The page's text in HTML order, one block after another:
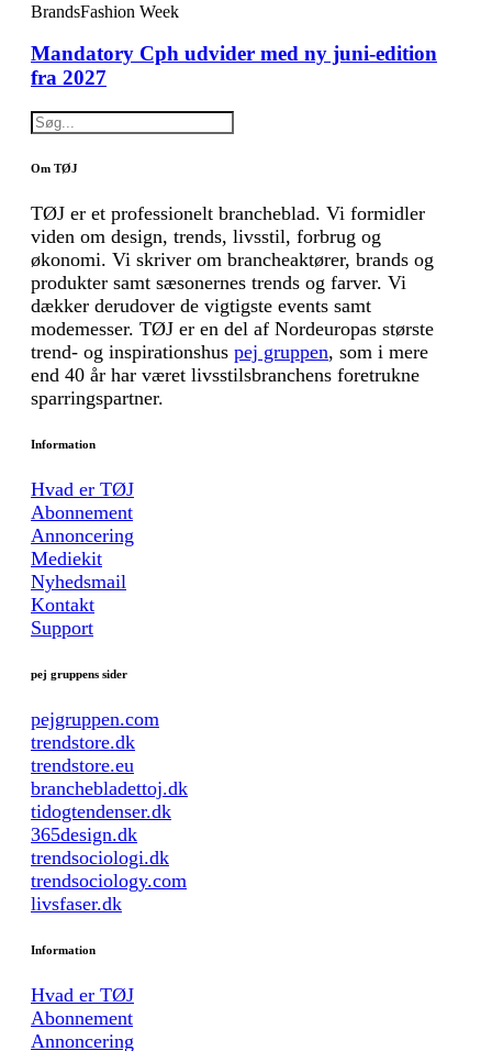
BrandsFashion Week
Mandatory Cph udvider med ny juni-edition
fra 2027
Om TØJ
TØJ er et professionelt brancheblad. Vi formidler
viden om design, trends, livsstil, forbrug og
økonomi. Vi skriver om brancheaktører, brands og
produkter samt sæsonernes trends og farver. Vi
dækker derudover de vigtigste events samt
modemesser. TØJ er en del af Nordeuropas største
trend- og inspirationshus pej gruppen, som i mere
end 40 år har været livsstilsbranchens foretrukne
sparringspartner.
Information
Hvad er TØJ
Abonnement
Annoncering
Mediekit
Nyhedsmail
Kontakt
Support
pej gruppens sider
pejgruppen.com
trendstore.dk
trendstore.eu
branchebladettoj.dk
tidogtendenser.dk
365design.dk
trendsociologi.dk
trendsociology.com
livsfaser.dk
Information
Hvad er TØJ
Abonnement
Annoncering